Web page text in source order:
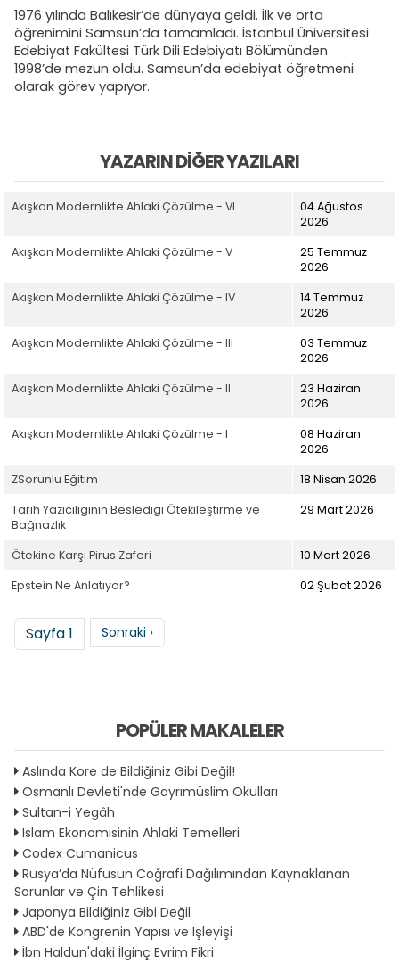
1976 yılında Balıkesir’de dünyaya geldi. İlk ve orta
öğrenimini Samsun’da tamamladı. İstanbul Üniversitesi
Edebiyat Fakültesi Türk Dili Edebiyatı Bölümünden
1998’de mezun oldu. Samsun’da edebiyat öğretmeni
olarak görev yapıyor.
YAZARIN DIĞER YAZILARI
Akışkan Modernlikte Ahlaki Çözülme - VI
04 Ağustos
2026
Akışkan Modernlikte Ahlaki Çözülme - V
25 Temmuz
2026
Akışkan Modernlikte Ahlaki Çözülme - IV
14 Temmuz
2026
Akışkan Modernlikte Ahlaki Çözülme - III
03 Temmuz
2026
Akışkan Modernlikte Ahlaki Çözülme - II
23 Haziran
2026
Akışkan Modernlikte Ahlaki Çözülme - I
08 Haziran
2026
ZSorunlu Eğitim
18 Nisan 2026
Tarih Yazıcılığının Beslediği Ötekileştirme ve
Bağnazlık
29 Mart 2026
Ötekine Karşı Pirus Zaferi
10 Mart 2026
Epstein Ne Anlatıyor?
02 Şubat 2026
Sayfalama
Sayfa 1 Sonraki sayfa
Sonraki ›
POPÜLER MAKALELER
Aslında Kore de Bildiğiniz Gibi Değil!
Osmanlı Devleti'nde Gayrımüslim Okulları
Sultan-i Yegâh
İslam Ekonomisinin Ahlaki Temelleri
Codex Cumanicus
Rusya’da Nüfusun Coğrafi Dağılımından Kaynaklanan
Sorunlar ve Çin Tehlikesi
Japonya Bildiğiniz Gibi Değil
ABD'de Kongrenin Yapısı ve İşleyişi
İbn Haldun'daki İlginç Evrim Fikri